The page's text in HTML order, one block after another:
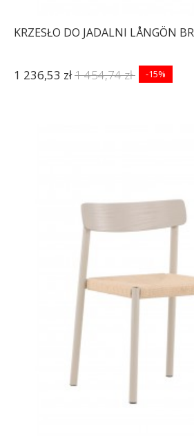
KRZESŁO DO JADALNI LÅNGÖN
1 236,53 zł1 454,74 zł -15%